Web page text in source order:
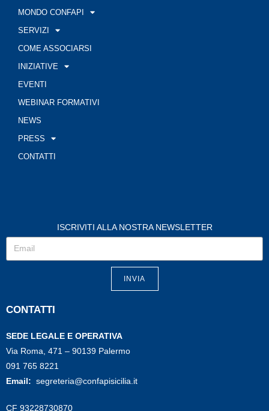
MONDO CONFAPI
SERVIZI
COME ASSOCIARSI
INIZIATIVE
EVENTI
WEBINAR FORMATIVI
NEWS
PRESS
CONTATTI
ISCRIVITI ALLA NOSTRA NEWSLETTER
INVIA
CONTATTI
SEDE LEGALE E OPERATIVA
Via Roma, 471 – 90139 Palermo
091 765 8221
Email: segreteria@confapisicilia.it
CF 93228730870